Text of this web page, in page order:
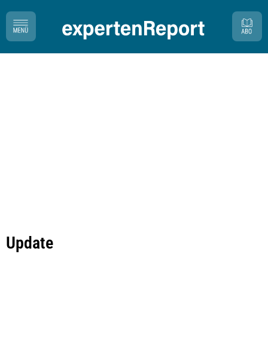
Update